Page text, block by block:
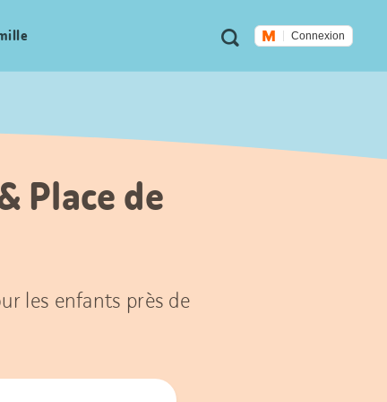
Métanavigation
RechercheConnexion
Place de
les enfants près de